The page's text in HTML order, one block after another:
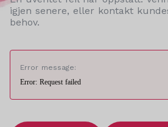
igjen senere, eller kontakt
behov.
Error message:
Error: Request failed